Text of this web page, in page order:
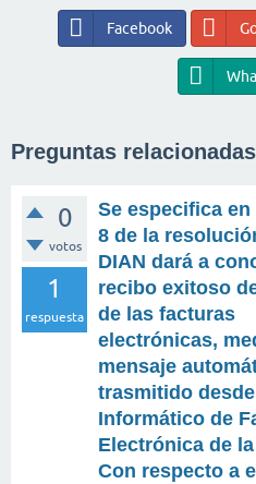
Facebook
Preguntas relacionadas
0
votos
1
respuesta
Se especifica
8 de la
DIAN dará a
recibo exitoso
de las facturas
electrónicas,
mensaje
trasmitido
Informático de
Electrónica de la
Con respecto a